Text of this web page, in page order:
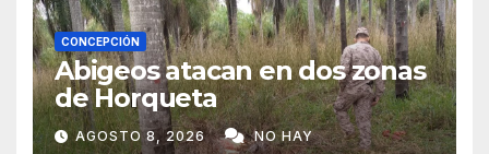
CONCEPCIÓN
Abigeos atacan en dos zonas
de Horqueta
AGOSTO 8, 2026 NO HAY